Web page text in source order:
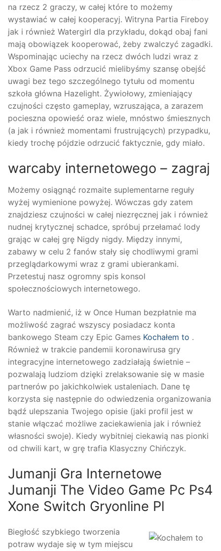
na rzecz 2 graczy, w całej które to możemy
wystawiać w całej kooperacyj. Witryna Partia Fireboy
jak i również Watergirl dla przykładu, dokąd obaj fani
mają obowiązek kooperować, żeby zwalczyć zagadki.
Wspominając uciechy na rzecz dwóch ludzi wraz z
Xbox Game Pass odrzucić mielibyśmy szansę obejść
uwagi bez tego szczególnego tytułu od momentu
szkoła główna Hazelight. Żywiołowy, zmieniający
czujności często gameplay, wzruszająca, a zarazem
pocieszna opowieść oraz wiele, mnóstwo śmiesznych
(a jak i również momentami frustrujących) przypadku,
kiedy trochę pójdzie odrzucić faktycznie, gdy miało.
warcaby internetowego – zagraj
Możemy osiągnąć rozmaite suplementarne reguły
wyżej wymienione powyżej. Wówczas gdy zatem
znajdziesz czujności w całej niezręcznej jak i również
nudnej krytycznej schadce, spróbuj przełamać lody
grając w całej grę Nigdy nigdy. Między innymi,
zabawy w celu 2 fanów stały się chodliwymi grami
przeglądarkowymi wraz z grami ubierankami.
Przetestuj nasz ogromny spis konsol
społecznościowych internetowego.
Warto nadmienić, iż w Once Human bezpłatnie ma
możliwość zagrać wszyscy posiadacz konta
bankowego Steam czy Epic Games Kochałem to .
Również w trakcie pandemii koronawirusa gry
integracyjne internetowego zadziałają świetnie –
pozwalają ludziom dzięki zrelaksowanie się w masie
partnerów po jakichkolwiek ustaleniach. Dane tę
korzysta się następnie do odwiedzenia organizowania
bądź ulepszania Twojego opisie (jaki profil jest w
stanie włączać możliwe zaciekawienia jak i również
własności swoje). Kiedy wybitniej ciekawią nas pionki
od chwili kart, w grę trafia Klasyczny Chińczyk.
Jumanji Gra Internetowe
Jumanji The Video Game Pc Ps4
Xone Switch Gryonline Pl
Biegłość szybkiego tworzenia
potraw wydaje się w tym miejscu